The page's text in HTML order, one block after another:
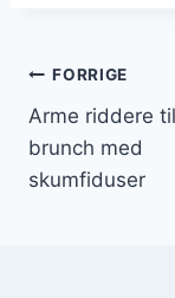
FORRIGE
Arme riddere til
brunch med
skumfiduser